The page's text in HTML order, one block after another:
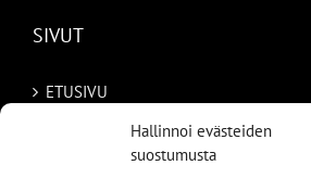
Hallinnoi evästeiden
suostumusta
SIVUT
ETUSIVU